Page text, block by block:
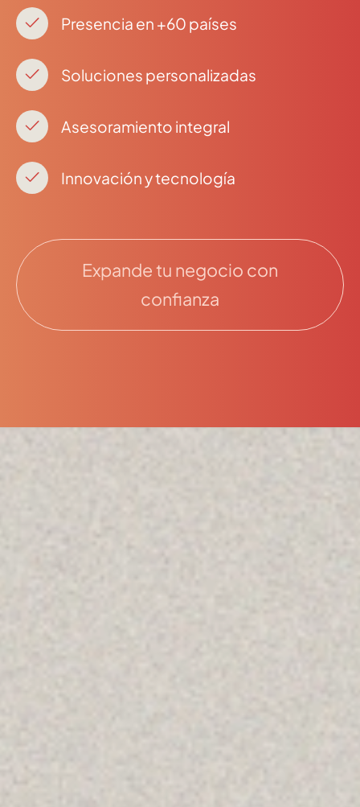
Presencia en +60 países
Soluciones personalizadas
Asesoramiento integral
Innovación y tecnología
Expande tu negocio con
confianza